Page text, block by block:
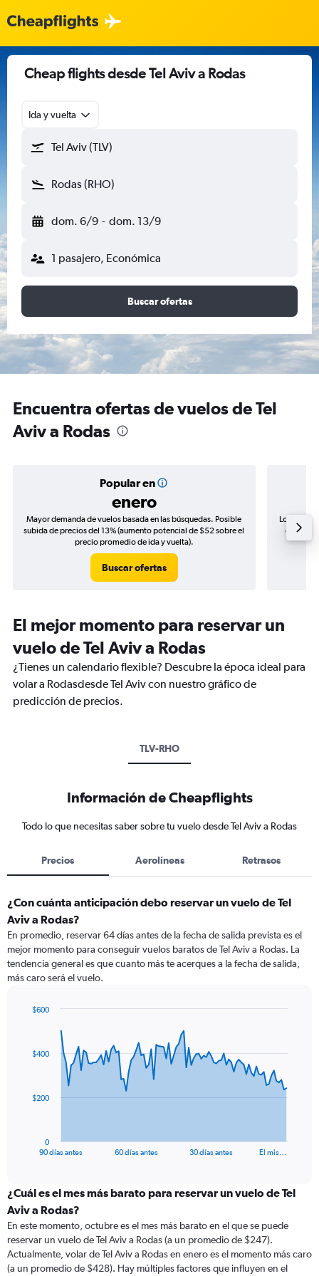
Cheap flights desde Tel Aviv a Rodas
Ida y vuelta
Tel Aviv (TLV)
Rodas (RHO)
dom. 6/9 - dom. 13/9
1 pasajero, Económica
Buscar ofertas
Encuentra ofertas de vuelos de Tel
Aviv a Rodas
Popular en
enero
Mayor demanda de vuelos basada en las búsquedas. Posible
subida de precios del 13% (aumento potencial de $52 sobre el
precio promedio de ida y vuelta).
Buscar ofertas
Los
de
El mejor momento para reservar un
vuelo de Tel Aviv a Rodas
¿Tienes un calendario flexible? Descubre la época ideal para
volar a Rodasdesde Tel Aviv con nuestro gráfico de
predicción de precios.
TLV-RHO
Información de Cheapflights
Todo lo que necesitas saber sobre tu vuelo desde Tel Aviv a Rodas
Precios Aerolíneas Retrasos
¿Con cuánta anticipación debo reservar un vuelo de Tel
Aviv a Rodas?
En promedio, reservar 64 días antes de la fecha de salida prevista es el
mejor momento para conseguir vuelos baratos de Tel Aviv a Rodas. La
tendencia general es que cuanto más te acerques a la fecha de salida,
más caro será el vuelo.
data
The
categories.
Range:
categories.
The
chart
has
90 días antes 60 días antes 30 días antes El mis…
0
$200
$400
$600
¿Cuál es el mes más barato para reservar un vuelo de Tel
Aviv a Rodas?
En este momento, octubre es el mes más barato en el que se puede
reservar un vuelo de Tel Aviv a Rodas (a un promedio de $247).
Actualmente, volar de Tel Aviv a Rodas en enero es el momento más caro
(a un promedio de $428). Hay múltiples factores que influyen en el